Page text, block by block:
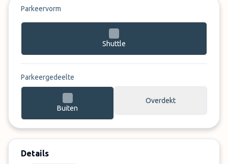
Parkeervorm
Shuttle
Parkeergedeelte
Buiten
Overdekt
Details